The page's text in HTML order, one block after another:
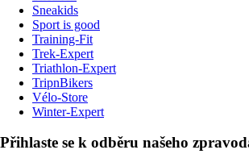
Sneakids
Sport is good
Training-Fit
Trek-Expert
Triathlon-Expert
TripnBikers
Vélo-Store
Winter-Expert
Přihlaste se k odběru našeho